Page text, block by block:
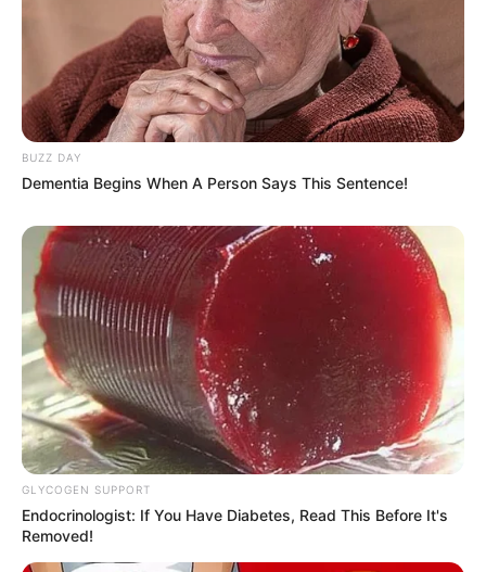
Tampil Lebih Modern, 7 Potret
Hasil Renovasi Rumah Berusia
90 Tahun
BUZZ DAY
Dementia Begins When A Person Says This Sentence!
GLYCOGEN SUPPORT
Endocrinologist: If You Have Diabetes, Read This Before It's
Removed!